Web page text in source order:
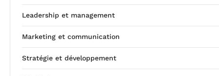
Leadership et management
Marketing et communication
Stratégie et développement